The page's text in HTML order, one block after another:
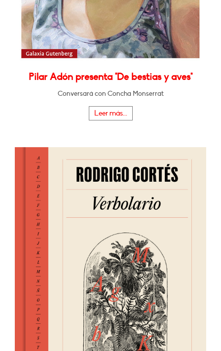
Pilar Adón presenta "De bestias y aves"
Conversará con Concha Monserrat
Leer más...